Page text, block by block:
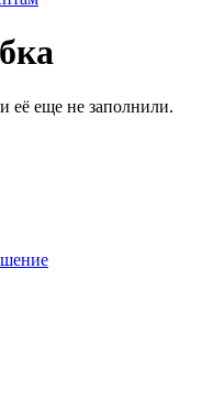
её еще не заполнили.